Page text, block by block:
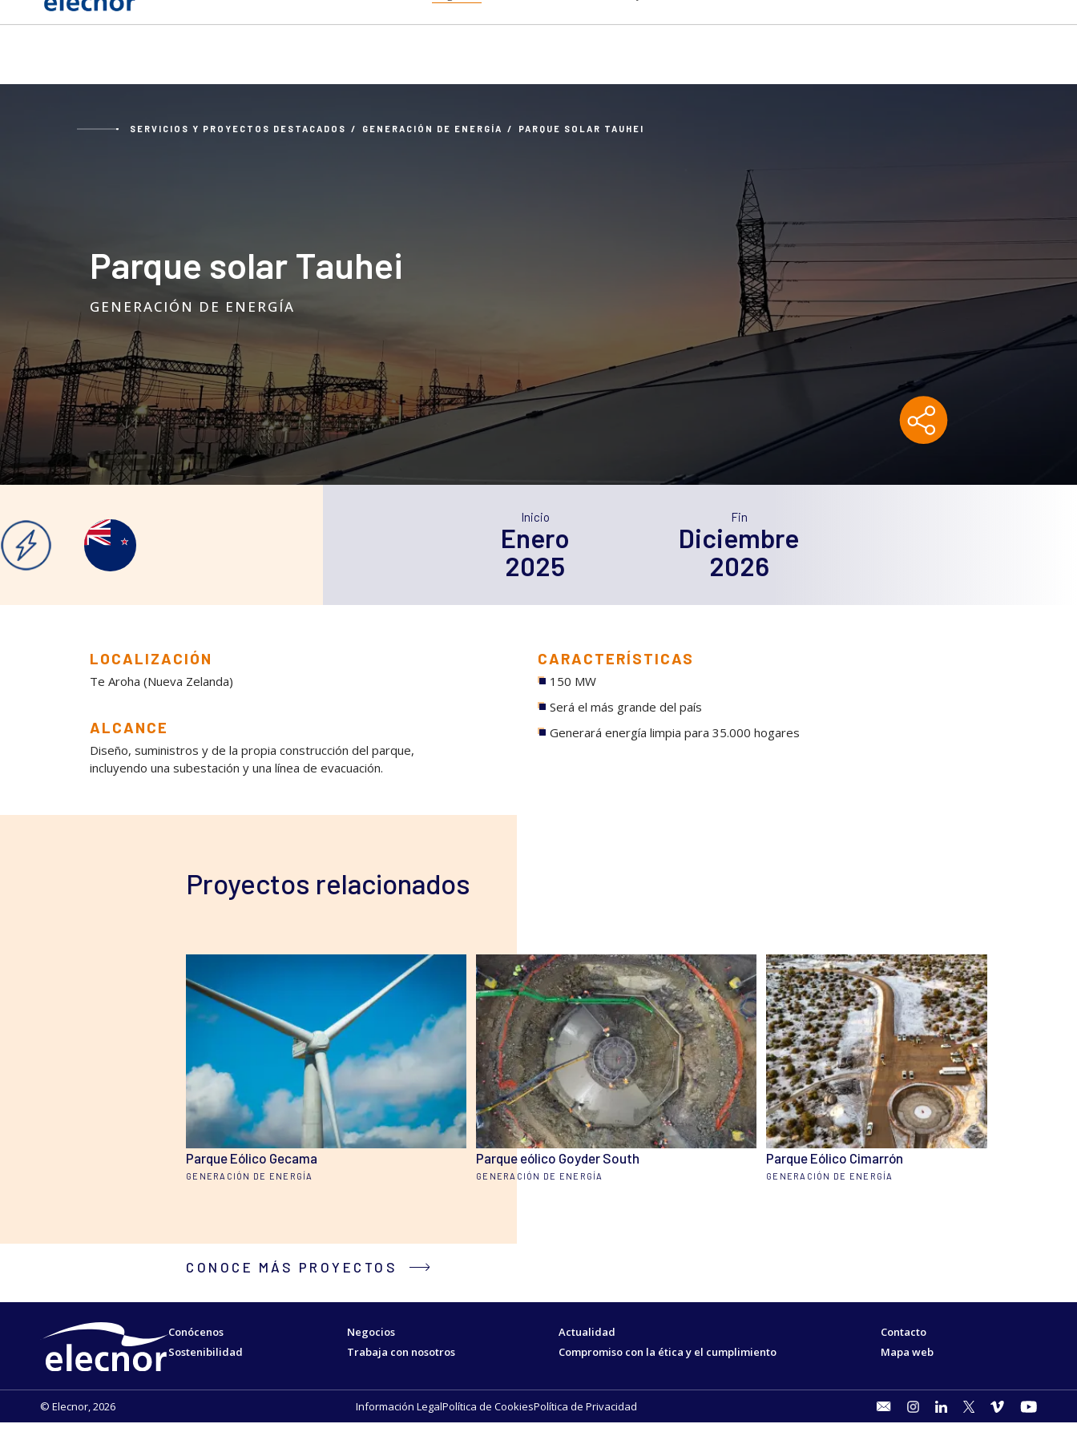
SERVICIOS Y PROYECTOS DESTACADOS GENERACIÓN DE ENERGÍA PARQUE SOLAR TAUHEI
Parque solar Tauhei
GENERACIÓN DE ENERGÍA
Inicio
Enero
2025
Fin
Diciembre
2026
LOCALIZACIÓN
Te Aroha (Nueva Zelanda)
ALCANCE
Diseño, suministros y de la propia construcción del parque,
incluyendo una subestación y una línea de evacuación.
CARACTERÍSTICAS
150 MW
Será el más grande del país
Generará energía limpia para 35.000 hogares
Proyectos relacionados
Parque Eólico Gecama
GENERACIÓN DE ENERGÍA
Parque eólico Goyder South
GENERACIÓN DE ENERGÍA
Parque Eólico Cimarrón
GENERACIÓN DE ENERGÍA
CONOCE MÁS PROYECTOS
Conócenos
Sostenibilidad
Negocios
Trabaja con nosotros
Actualidad
Compromiso con la ética y el cumplimiento
Contacto
Mapa web
© Elecnor, 2026 Información LegalPolítica de CookiesPolítica de Privacidad